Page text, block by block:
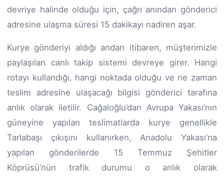
devriye halinde olduğu için, çağrı anından gönderici
adresine ulaşma süresi 15 dakikayı nadiren aşar.
Kurye gönderiyi aldığı andan itibaren, müşterimizle
paylaşılan canlı takip sistemi devreye girer. Hangi
rotayı kullandığı, hangi noktada olduğu ve ne zaman
teslim adresine ulaşacağı bilgisi gönderici tarafına
anlık olarak iletilir. Cağaloğlu’dan Avrupa Yakası’nın
güneyine yapılan teslimatlarda kurye genellikle
Tarlabaşı çıkışını kullanırken, Anadolu Yakası’na
yapılan gönderilerde 15 Temmuz Şehitler
Köprüsü’nün trafik durumu o anlık olarak